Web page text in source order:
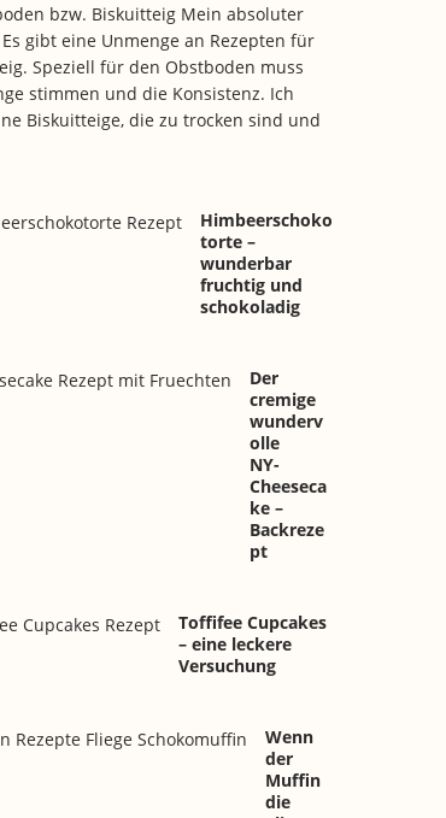
bzw. Biskuitteig Mein absoluter
gibt eine Unmenge an Rezepten für
Speziell für den Obstboden muss
stimmen und die Konsistenz. Ich
Biskuitteige, die zu trocken sind und
Himbeerschoko
torte –
wunderbar
fruchtig und
schokoladig
Der
cremige
wunderv
olle
NY-
Cheeseca
ke –
Backreze
pt
Toffifee Cupcakes
– eine leckere
Versuchung
Wenn
der
Muffin
die